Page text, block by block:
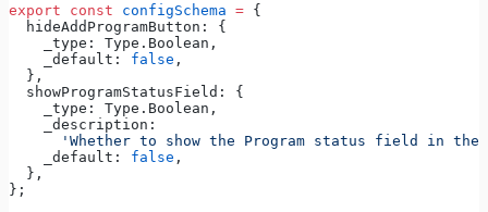
export const configSchema = {
  hideAddProgramButton: {
    _type: Type.Boolean,
    _default:
false ,
  },
  showProgramStatusField: {
    _type: Type.Boolean,
    _description:
'Whether to show the Program status field in
    _default:
false ,
  },
};